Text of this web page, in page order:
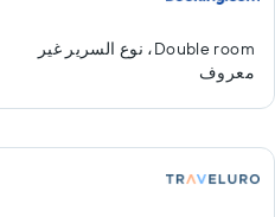
Double room، نوع السرير غير
معروف